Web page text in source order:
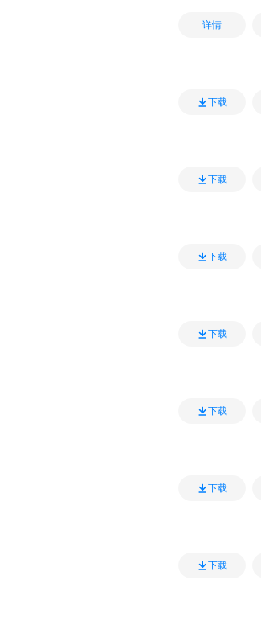
详情
下载
下载
下载
下载
下载
下载
下载